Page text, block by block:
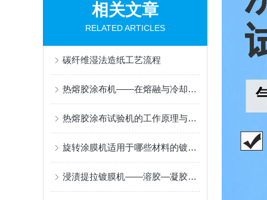
相关文章
RELATED ARTICLES
碳纤维湿法造纸工艺流程
热熔胶涂布机——在熔融与冷却间编织粘合的“无形纽带“
热熔胶涂布试验机的工作原理与应用
旋转涂膜机适用于哪些材料的镀膜工艺？
浸渍提拉镀膜机——溶胶—凝胶提拉成膜原理与光学及功能涂层应用